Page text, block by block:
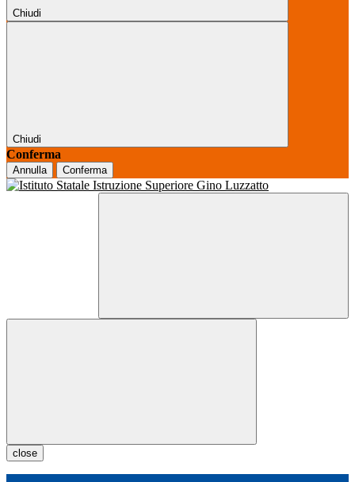
Chiudi
Chiudi
Conferma
Annulla Conferma
close